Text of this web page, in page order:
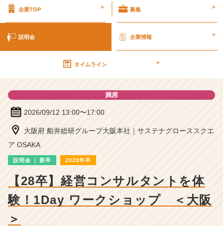
ー
キ
ャ
ン
サ
ィ
グ
の
説
企業TOP > 募集 >
説明会 企業情報 >
タイムライン >
満席
2026/09/12 13:00〜17:00
大阪府 船井総研グループ大阪本社｜サステナグローススクエ
ア OSAKA
説明会 新卒 2028年卒
【28卒】経営コンサルタントを体
験！1Day ワークショップ ＜大阪
＞